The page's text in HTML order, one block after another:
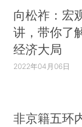
向松祚：宏
讲，带你了
经济大局
2022年04月06日
非京籍五环